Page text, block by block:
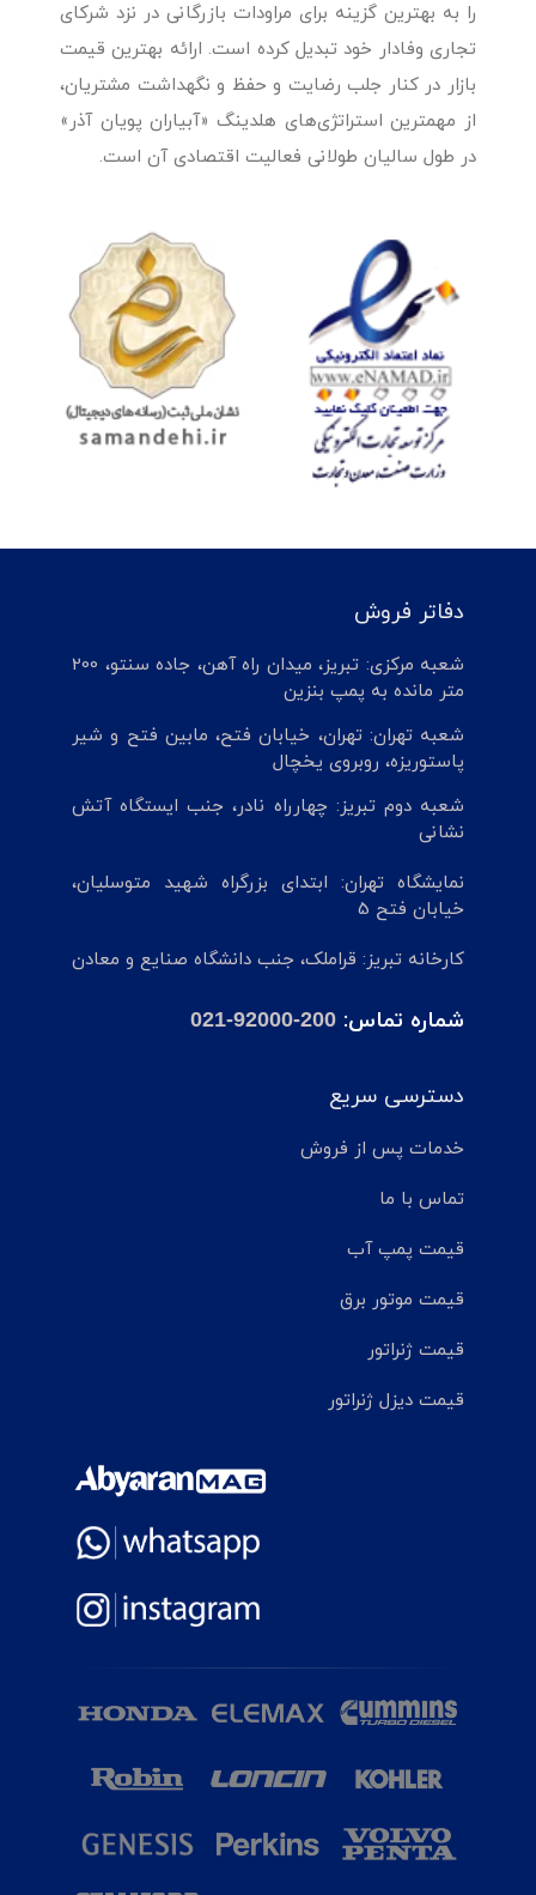
را به بهترین گزینه برای مراودات بازرگانی در نزد شرکای
تجاری وفادار خود تبدیل کرده است. ارائه بهترین قیمت
بازار در کنار جلب رضایت و حفظ و نگهداشت مشتریان،
از مهمترین استراتژی‌های هلدینگ «آبیاران پویان آذر»
در طول سالیان طولانی فعالیت اقتصادی آن است.
دفاتر فروش
شعبه مرکزی: تبریز، میدان راه آهن، جاده سنتو، 200
متر مانده به پمپ بنزین
شعبه تهران: تهران، خیابان فتح، مابین فتح و شیر
پاستوریزه، روبروی یخچال
شعبه دوم تبریز: چهارراه نادر، جنب ایستگاه آتش
نشانی
نمایشگاه تهران: ابتدای بزرگراه شهید متوسلیان،
خیابان فتح 5
کارخانه تبریز: قراملک، جنب دانشگاه صنایع و معادن
شماره تماس: 021-92000-200
دسترسی سریع
خدمات پس از فروش
تماس با ما
قیمت پمپ آب
قیمت موتور برق
قیمت ژنراتور
قیمت دیزل ژنراتور